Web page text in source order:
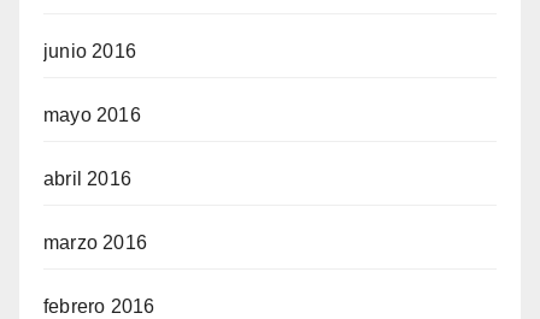
junio 2016
mayo 2016
abril 2016
marzo 2016
febrero 2016